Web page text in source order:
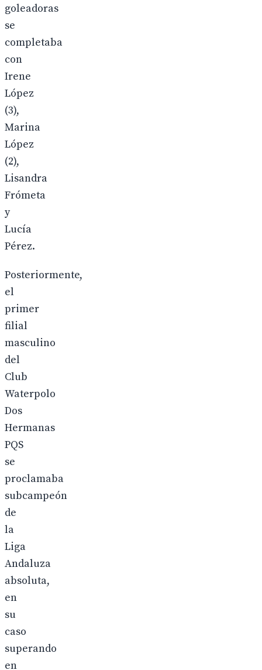
goleadoras
se
completaba
con
Irene
López
(3),
Marina
López
(2),
Lisandra
Frómeta
y
Lucía
Pérez.
Posteriormente,
el
primer
filial
masculino
del
Club
Waterpolo
Dos
Hermanas
PQS
se
proclamaba
subcampeón
de
la
Liga
Andaluza
absoluta,
en
su
caso
superando
en